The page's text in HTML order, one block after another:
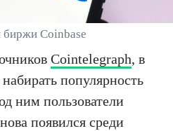
биржи Coinbase
Cointelegraph, в
популярность
ним пользователи
появился среди